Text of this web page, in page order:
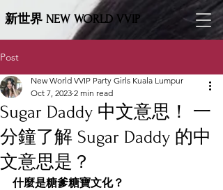
新世界 NEW WORLD VVIP
Post
Sugar Daddy 中文意思！ 一
分鐘了解 Sugar Daddy 的中
文意思是？
New World VVIP Party Girls Kuala Lumpur
Oct 7, 2023 2 min read
什麼是糖爹糖寶文化？